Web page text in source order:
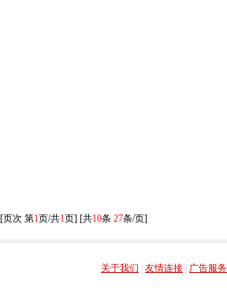
[页次 第1页/共1页] [共10条 27条/页]
关于我们 友情连接 广告服务